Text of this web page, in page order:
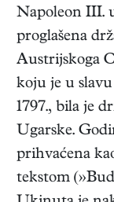
Napoleon III.
proglašena
Austrijskoga
koju je u
1797., bila je
Ugarske.
prihvaćena
tekstom